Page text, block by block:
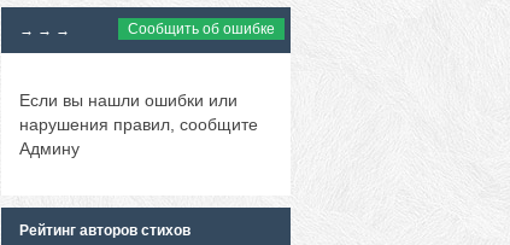
→ → → Сообщить об ошибке
Если вы нашли ошибки или
нарушения правил, сообщите
Админу
Рейтинг авторов стихов